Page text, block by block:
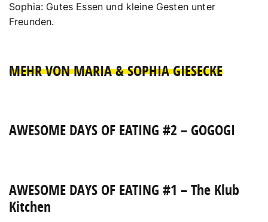
Sophia: Gutes Essen und kleine Gesten unter
Freunden.
MEHR VON MARIA & SOPHIA GIESECKE
AWESOME DAYS OF EATING #2 – GOGOGI
AWESOME DAYS OF EATING #1 – The Klub
Kitchen